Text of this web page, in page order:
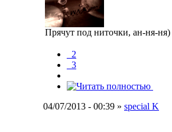
Прячут под ниточки, ан-ня-ня)
_2
_3
04/07/2013 - 00:39 » special K